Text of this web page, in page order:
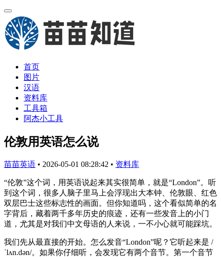
首页
图片
汉语
资料库
工具箱
阿杰小工具
伦敦用英语怎么说
苗苗英语 • 2026-05-01 08:28:42 • 资料库
“伦敦”这个词，用英语说起来其实很简单，就是“London”。听
到这个词，很多人脑子里马上会浮现出大本钟、伦敦眼、红色
双层巴士这些标志性的画面。但你知道吗，这个看似简单的名
字背后，藏着两千多年历史的痕迹，还有一些发音上的小门
道，尤其是对我们中文母语的人来说，一不小心就可能踩坑。
我们先从最直接的开始。怎么发音“London”呢？它听起来是 /
ˈlʌn.dən/。如果你仔细听，会发现它有两个音节。第一个音节